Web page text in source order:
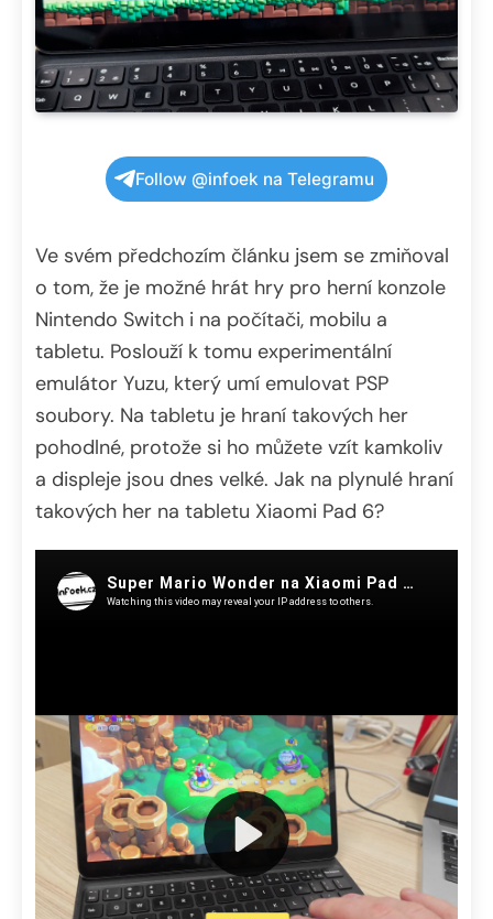
Follow @infoek na Telegramu
Ve svém předchozím článku jsem se zmiňoval
o tom, že je možné hrát hry pro herní konzole
Nintendo Switch i na počítači, mobilu a
tabletu. Poslouží k tomu experimentální
emulátor Yuzu, který umí emulovat PSP
soubory. Na tabletu je hraní takových her
pohodlné, protože si ho můžete vzít kamkoliv
a displeje jsou dnes velké. Jak na plynulé hraní
takových her na tabletu Xiaomi Pad 6?